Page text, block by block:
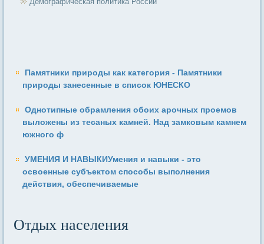
Памятники природы как категория - Памятники
природы занесенные в список ЮНЕСКО
Однотипные обрамления обоих арочных проемов
выложены из тесаных камней. Над замковым камнем
южного ф
УМЕНИЯ И НАВЫКИУмения и навыки - это
освоенные субъектом способы выполнения
действия, обеспечиваемые
Отдых населения